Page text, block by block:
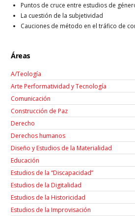
Puntos de cruce entre estudios de
La cuestión de la subjetividad
Cauciones de método en el tráfico de
Áreas
A/Teología
Arte Performatividad y Tecnología
Comunicación
Construcción de Paz
Derecho
Derechos humanos
Diseño y Estudios de la Materialidad
Educación
Estudios de la “Discapacidad”
Estudios de la Digitalidad
Estudios de la Historicidad
Estudios de la Improvisación